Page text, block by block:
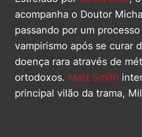
acompanha o Doutor
passando por um
vampirismo após se curar
doença rara através de
ortodoxos. Matt Smith
principal vilão da trama,